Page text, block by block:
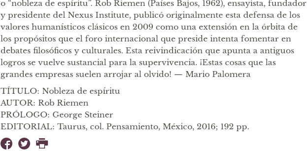
o “nobleza de espíritu”. Rob Riemen (Países Bajos, 1962), ensayista, fundador
y presidente del Nexus Institute, publicó originalmente esta defensa de los
valores humanísticos clásicos en 2009 como una extensión en la órbita de
los propósitos que el foro internacional que preside intenta fomentar en
debates filosóficos y culturales. Esta reivindicación que apunta a antiguos
logros se vuelve sustancial para la supervivencia. ¡Estas cosas que las
grandes empresas suelen arrojar al olvido! — Mario Palomera
TÍTULO: Nobleza de espíritu
AUTOR: Rob Riemen
PRÓLOGO: George Steiner
EDITORIAL: Taurus, col. Pensamiento, México, 2016; 192 pp.